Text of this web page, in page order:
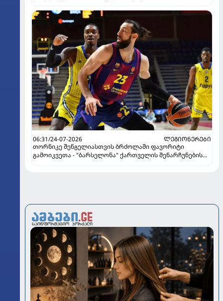
06:31/24-07-2026
ᲚᲔᲒᲘᲝᲜᲔᲠᲔᲑᲘ
თორნიკე შენგელიასთვის ბრძოლაში ფავორიტი
გამოიკვეთა - "ბარსელონა" ქართველის შენარჩუნების